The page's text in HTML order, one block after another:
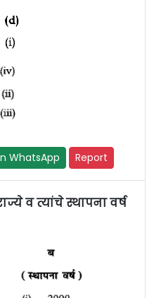
WhatsApp Report
व त्यांचे स्थापना वर्ष